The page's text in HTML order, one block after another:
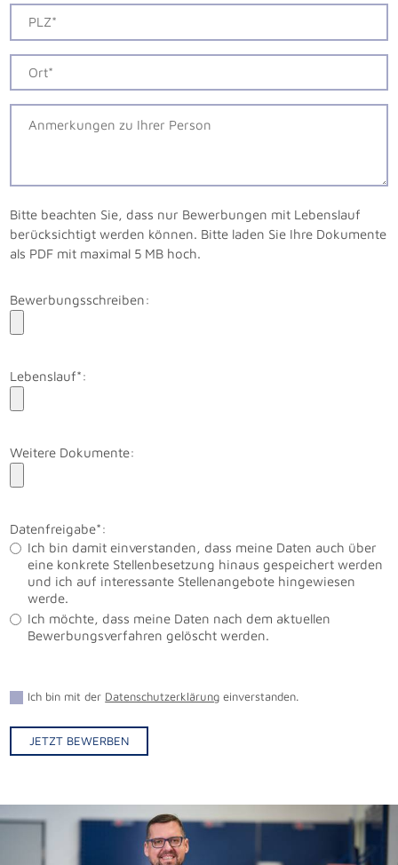
Bitte beachten Sie, dass nur Bewerbungen mit Lebenslauf
berücksichtigt werden können. Bitte laden Sie Ihre Dokumente
als PDF mit maximal 5 MB hoch.
Bewerbungsschreiben:
Lebenslauf*:
Weitere Dokumente:
Datenfreigabe*:
Ich bin damit einverstanden, dass meine Daten auch über
eine konkrete Stellenbesetzung hinaus gespeichert werden
und ich auf interessante Stellenangebote hingewiesen
werde.
Ich möchte, dass meine Daten nach dem aktuellen
Bewerbungsverfahren gelöscht werden.
Ich bin mit der Datenschutzerklärung einverstanden.
JETZT BEWERBEN